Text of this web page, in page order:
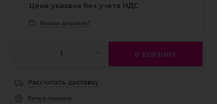
Цена указана без учета НДС
Нашли дешевле?
В КОРЗИНУ
Рассчитать доставку
Хочу в подарок